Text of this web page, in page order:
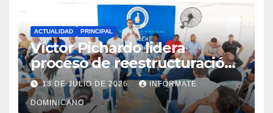
ACTUALIDAD PRINCIPAL
Víctor Pichardo lidera
proceso de reestructuración
y fortalecimiento del PRM en
Monte Plata
13 DE JULIO DE 2026 INFÓRMATE
DOMINICANO